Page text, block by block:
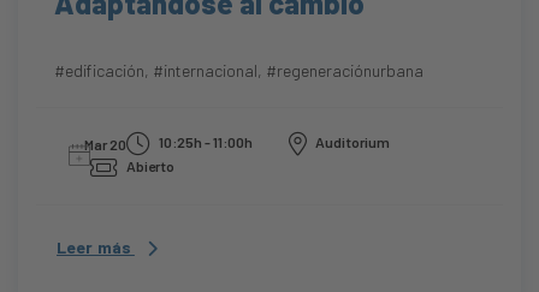
#edificación, #internacional, #regeneraciónurbana
Mar 20 10:25h - 11:00h
Auditorium
Abierto
Leer más